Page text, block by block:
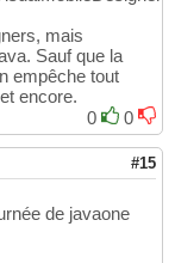
mais
Sauf que la
empêche tout
encore.
0
0
#15
de javaone